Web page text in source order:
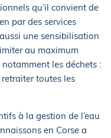
qu’il convient de
par des services
une sensibilisation
au maximum
les déchets :
toutes les
à la gestion de l’eau
en Corse a